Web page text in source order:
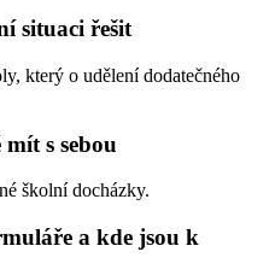
situaci řešit
který o udělení dodatečného
s sebou
školní docházky.
a kde jsou k